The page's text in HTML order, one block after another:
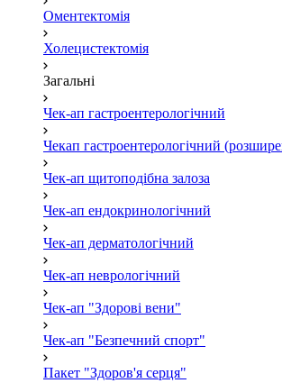
Оментектомія
Холецистектомія
Загальні
Чек-ап гастроентерологічний
Чекап гастроентерологічний
Чек-ап щитоподібна залоза
Чек-ап ендокринологічний
Чек-ап дерматологічний
Чек-ап неврологічний
Чек-ап "Здорові вени"
Чек-ап "Безпечний спорт"
Пакет "Здоров'я серця"